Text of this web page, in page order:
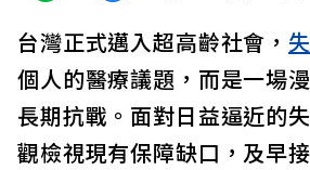
台灣正式邁入超高齡社會，
個人的醫療議題，而是一場
長期抗戰。面對日益逼近的
觀檢視現有保障缺口，及早